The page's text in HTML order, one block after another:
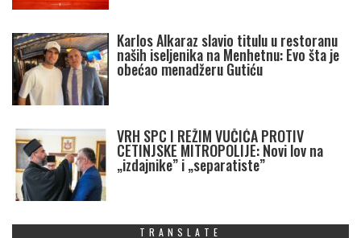
Karlos Alkaraz slavio titulu u restoranu
naših iseljenika na Menhetnu: Evo šta je
obećao menadžeru Gutiću
VRH SPC I REŽIM VUČIĆA PROTIV
CETINJSKE MITROPOLIJE: Novi lov na
„izdajnike” i „separatiste”
TRANSLATE